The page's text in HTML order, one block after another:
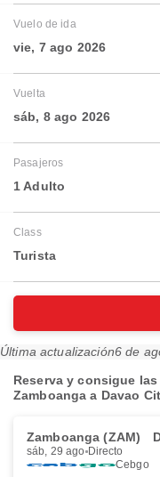
Vuelo de ida
vie, 7 ago 2026
Vuelta
sáb, 8 ago 2026
Pasajeros
1 Adulto
Class
Turista
Última actualización6 de
Reserva y consigue
Zamboanga a Davao
Zamboanga (ZAM)
sáb, 29 ago Directo
Cebgo